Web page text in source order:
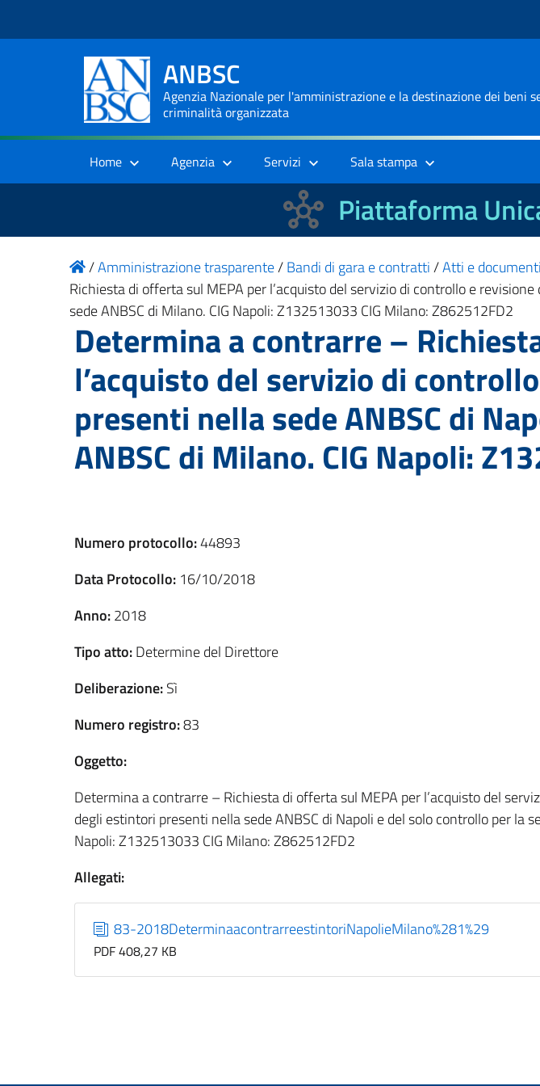
ANBSC
Agenzia Nazionale per l'amministrazione e la destinazione dei beni
criminalità organizzata
Home Agenzia Servizi Sala stampa
Piattaforma
/Amministrazione trasparente/Bandi di gara e contratti/Atti e
Richiesta di offerta sul MEPA per l’acquisto del servizio di controllo e
sede ANBSC di Milano. CIG Napoli: Z132513033 CIG Milano: Z862512FD2
Determina a contrarre –
l’acquisto del servizio di
presenti nella sede ANBSC di
ANBSC di Milano. CIG Napoli:
Numero protocollo:44893
Data Protocollo: 16/10/2018
Anno:2018
Tipo atto:Determine del Direttore
Deliberazione:Sì
Numero registro:83
Oggetto:
Determina a contrarre – Richiesta di offerta sul MEPA per l’acquisto del
degli estintori presenti nella sede ANBSC di Napoli e del solo controllo per la
Napoli: Z132513033 CIG Milano: Z862512FD2
Allegati:
83-2018DeterminaacontrarreestintoriNapolieMilano%281%29
PDF 408,27 KB